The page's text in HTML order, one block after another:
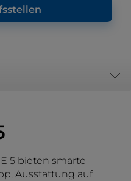
5 bieten smarte
Ausstattung auf